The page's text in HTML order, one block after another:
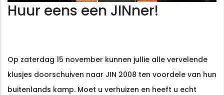
Huur eens een JINner!
Op zaterdag 15 november kunnen jullie alle vervelende
klusjes doorschuiven naar JIN 2008 ten voordele van hun
buitenlands kamp. Moet u verhuizen en heeft u echt